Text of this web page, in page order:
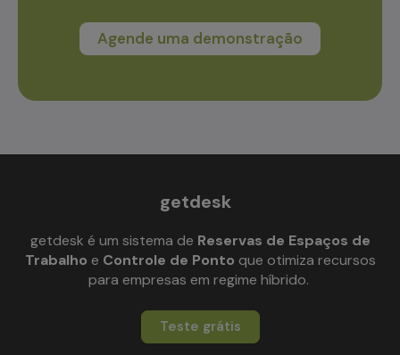
Agende uma demonstração
getdesk
getdesk é um sistema de Reservas de Espaços de
Trabalho e Controle de Ponto que otimiza recursos
para empresas em regime híbrido.
Teste grátis